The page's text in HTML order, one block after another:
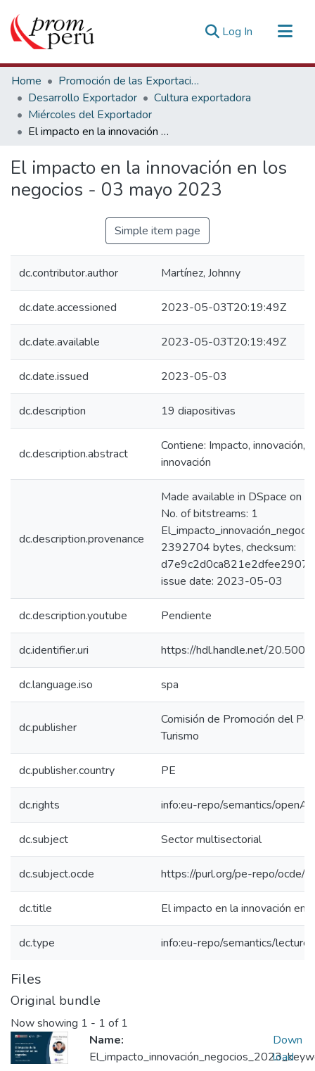
Log In (current)
Communities & Collections
All of DSpace
Statistics
Estadísticas Externas
Home
Promoción de las Exportaciones
Desarrollo Exportador
Cultura exportadora
Miércoles del Exportador
El impacto en la innovación en los negocios - 03 mayo 2023
El impacto en la innovación en los
negocios - 03 mayo 2023
Simple item page
dc.contributor.author Martínez, Johnny
dc.date.accessioned 2023-05-03T20:19:49Z
dc.date.available 2023-05-03T20:19:49Z
dc.date.issued 2023-05-03
dc.description 19 diapositivas
dc.description.abstract
Contiene: Impacto, innovación,
innovación
dc.description.provenance
Made available in DSpace on
No. of bitstreams: 1
2392704 bytes, checksum:
issue date: 2023-05-03
dc.description.youtube Pendiente
dc.identifier.uri https://hdl.handle.net/
dc.language.iso spa
dc.publisher
Comisión de Promoción del
Turismo
dc.publisher.country PE
dc.rights info:eu-repo/semantics/
dc.subject Sector multisectorial
dc.subject.ocde https://purl.org/pe-repo/ocde/
dc.title El impacto en la innovación
dc.type info:eu-repo/semantics/lecture
Files
Original bundle
Now showing 1 - 1 of 1
Name:
Down
load